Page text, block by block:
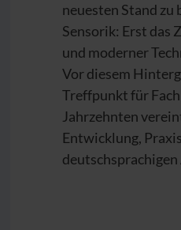
neuesten Stand
Sensorik: Erst das
und moderner
Vor diesem
Treffpunkt für
Jahrzehnten
Entwicklung,
deutschsprachigen